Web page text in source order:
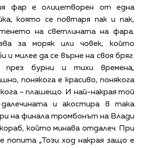
фар е олицетворен от една
която се повтаря пак и пак,
на светлината на фара.
за моряк или човек, който
и милее да се върне на своя бряг.
през бурни и тихи времена,
понякога е красиво, понякога
– плашещо. И най-накрая той
и акостира в така
на финала тромбонът на Влади
който минава отдалеч. При
попита „Този ход накрая защо е